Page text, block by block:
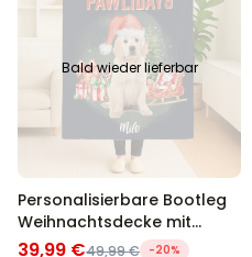
Bald wieder lieferbar
Personalisierbare Bootleg
Weihnachtsdecke mit
Haustier
39,99 €49,99 € -20%